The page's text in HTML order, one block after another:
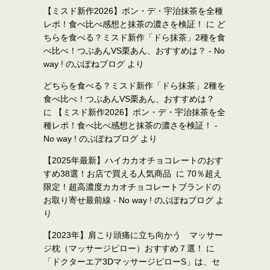
【ミスド新作2026】ポン・デ・宇治抹茶を全種
レポ！食べ比べ感想と抹茶の濃さを検証！
に ど
ちらを食べる？ミスド新作「ドら抹茶」2種を食
べ比べ！つぶあんVS栗あん、おすすめは？ - No
way ! のぶぽねブログ より
どちらを食べる？ミスド新作「ドら抹茶」2種を
食べ比べ！つぶあんVS栗あん、おすすめは？
に
【ミスド新作2026】ポン・デ・宇治抹茶を全
種レポ！食べ比べ感想と抹茶の濃さを検証！ -
No way ! のぶぽねブログ より
【2025年最新】ハイカカオチョコレートのおす
すめ38選！お店で買える人気商品
に 70％超え
限定！超高濃度カカオチョコレートブランドの
お取り寄せ最前線 - No way ! のぶぽねブログ よ
り
【2023年】肩こり頭痛に立ち向かう マッサー
ジ枕（マッサージピロー）おすすめ７選！
に
「ドクターエア3DマッサージピローS」は、セ